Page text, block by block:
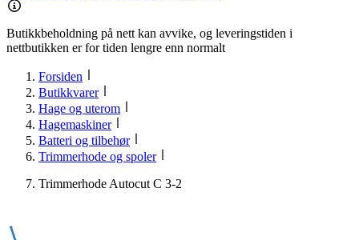
Butikkbeholdning på nett kan avvike, og leveringstiden i
nettbutikken er for tiden lengre enn normalt
Forsiden
Butikkvarer
Hage og uterom
Hagemaskiner
Batteri og tilbehør
Trimmerhode og spoler
Trimmerhode Autocut C 3-2